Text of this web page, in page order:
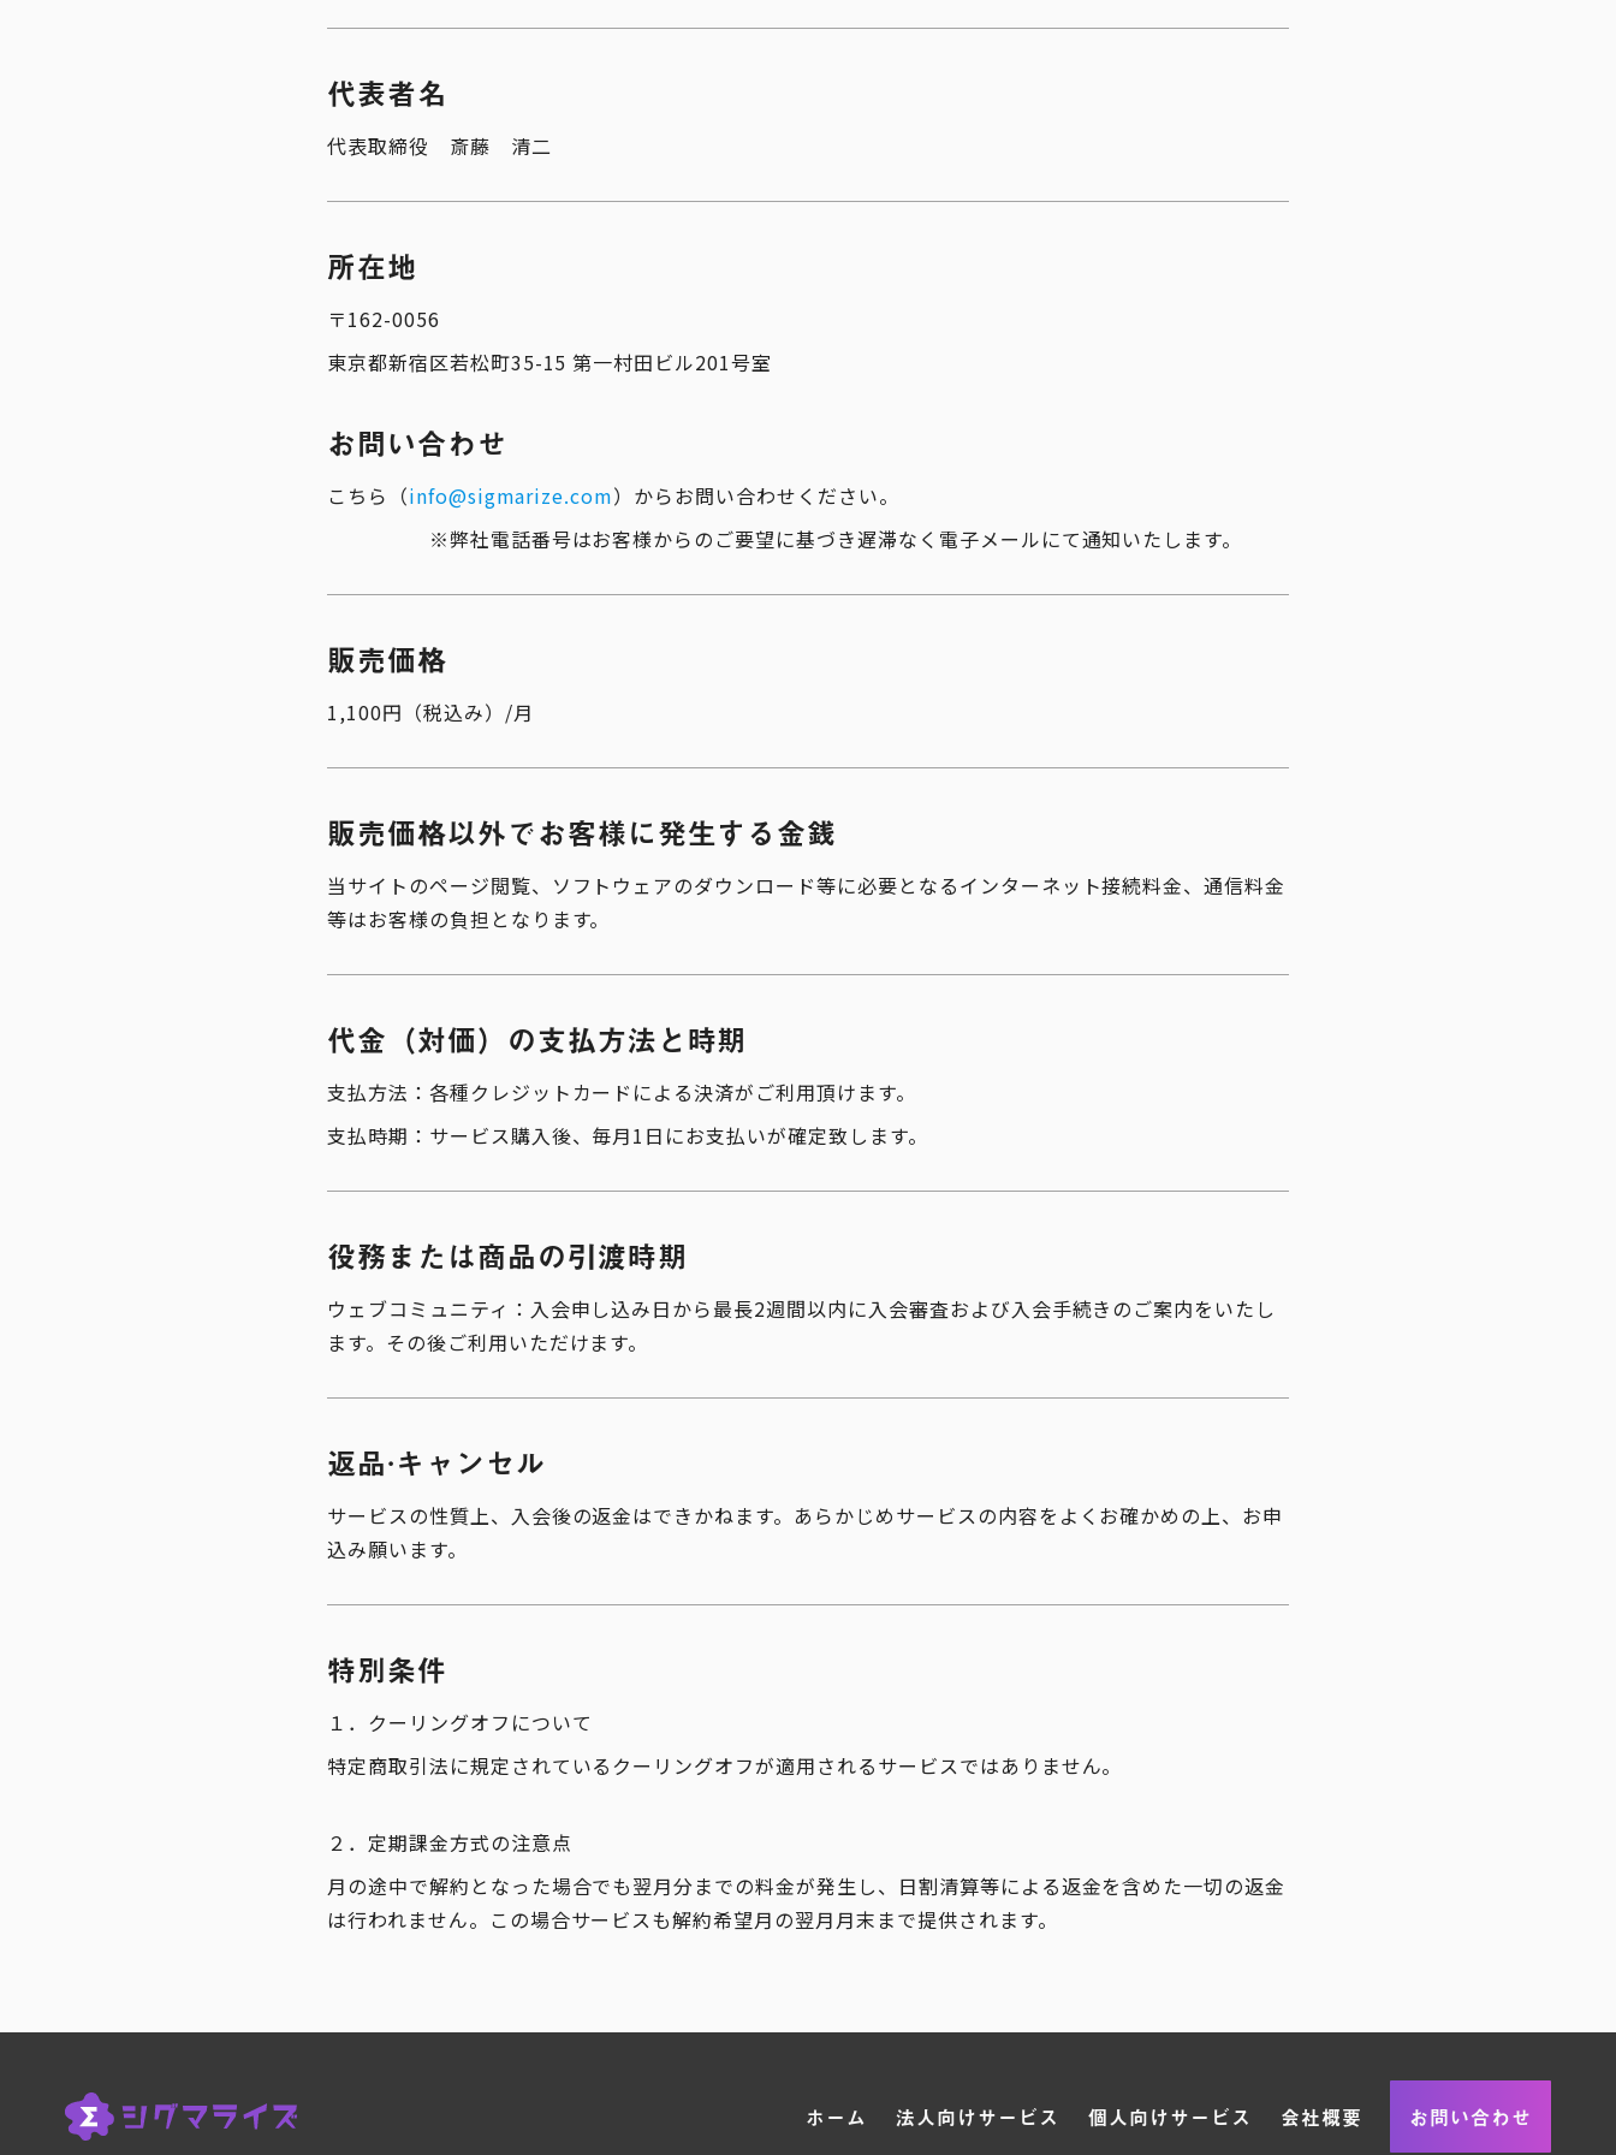
代表者名
代表取締役 斎藤 清二
所在地
〒162-0056
東京都新宿区若松町35-15 第一村田ビル201号室
お問い合わせ
こちら（info@sigmarize.com）からお問い合わせください。
※弊社電話番号はお客様からのご要望に基づき遅滞なく電子メールにて通知いたします。
販売価格
1,100円（税込み）/月
販売価格以外でお客様に発生する金銭
当サイトのページ閲覧、ソフトウェアのダウンロード等に必要となるインターネット接続料金、通信料金
等はお客様の負担となります。
代金（対価）の支払方法と時期
支払方法：各種クレジットカードによる決済がご利用頂けます。
支払時期：サービス購入後、毎月1日にお支払いが確定致します。
役務または商品の引渡時期
ウェブコミュニティ：入会申し込み日から最長2週間以内に入会審査および入会手続きのご案内をいたし
ます。その後ご利用いただけます。
返品·キャンセル
サービスの性質上、入会後の返金はできかねます。あらかじめサービスの内容をよくお確かめの上、お申
込み願います。
特別条件
１．クーリングオフについて
特定商取引法に規定されているクーリングオフが適用されるサービスではありません。
２．定期課金方式の注意点
月の途中で解約となった場合でも翌月分までの料金が発生し、日割清算等による返金を含めた一切の返金
は行われません。この場合サービスも解約希望月の翌月月末まで提供されます。
ホーム 法人向けサービス 個人向けサービス 会社概要 お問い合わせ